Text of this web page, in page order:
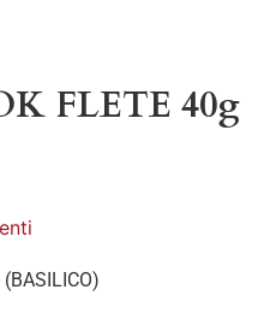
FLETE 40g